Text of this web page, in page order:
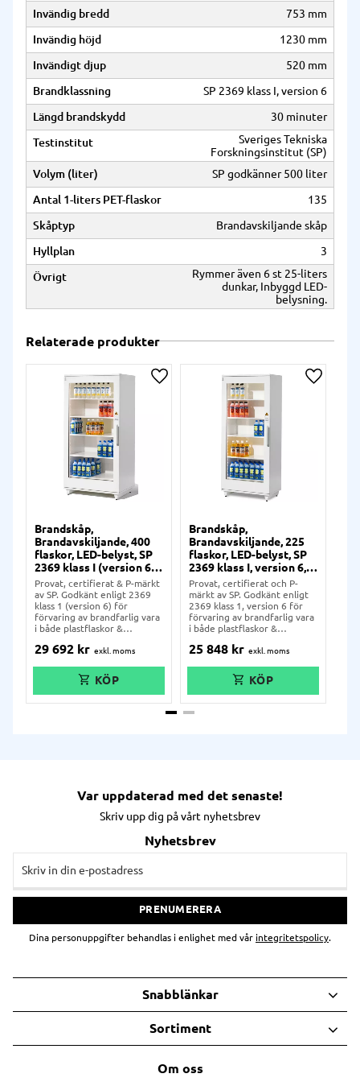
Invändig bredd
753 mm
Invändig höjd
1230 mm
Invändigt djup
520 mm
Brandklassning
SP 2369 klass I, version 6
Längd brandskydd
30 minuter
Testinstitut
Sveriges Tekniska
Forskningsinstitut (SP)
Volym (liter)
SP godkänner 500 liter
Antal 1-liters PET-flaskor
135
Skåptyp
Brandavskiljande skåp
Hyllplan
3
Övrigt
Rymmer även 6 st 25-liters
dunkar, Inbyggd LED-
belysning.
Relaterade produkter
Brandskåp,
Brandavskiljande, 400
flaskor, LED-belyst, SP
2369 klass I (version 6),
BAS 1000
Provat, certifierat & P-märkt
av SP. Godkänt enligt 2369
klass 1 (version 6) för
förvaring av brandfarlig vara
i både plastflaskor &
29 692 kr
Lägg till i önskelista
Brandskåp,
Brandavskiljande, 225
flaskor, LED-belyst, SP
2369 klass I, version 6,
BAS 550
Provat, certifierat och P-
märkt av SP. Godkänt enligt
2369 klass 1, version 6 för
förvaring av brandfarlig vara
i både plastflaskor &
25 848 kr
Lägg till
Var uppdaterad med det senaste!
Skriv upp dig på vårt nyhetsbrev
Nyhetsbrev
PRENUMERERA
Dina personuppgifter behandlas i enlighet med vår integritetspolicy
Om oss
Snabblänkar
Sortiment